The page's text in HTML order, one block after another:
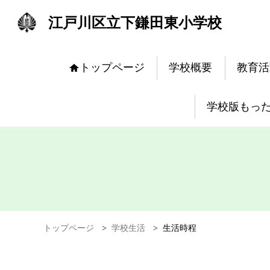
江戸川区立下鎌田東小学校
トップページ 学校概要 教育
学校版もっ
トップページ > 学校生活 > 生活時程